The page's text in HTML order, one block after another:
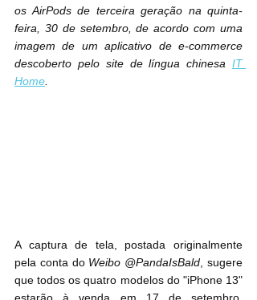
os AirPods de terceira geração na quinta-
feira, 30 de setembro, de acordo com uma
imagem de um aplicativo de e-commerce
descoberto pelo site de língua chinesa IT
Home
A captura de tela, postada originalmente
pela conta do Weibo @PandaIsBald , sugere
que todos os quatro modelos do "‌iPhone 13"‌
estarão à venda em 17 de setembro,